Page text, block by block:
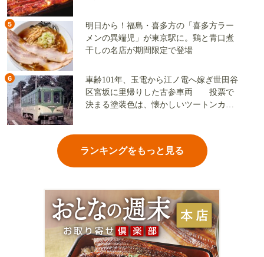
5
明日から！福島・喜多方の「喜多方ラー
メンの異端児」が東京駅に。鶏と青口煮
干しの名店が期間限定で登場
6
車齢101年、玉電から江ノ電へ嫁ぎ世田谷
区宮坂に里帰りした古参車両 投票で
決まる塗装色は、懐かしいツートンカラ
ランキングをもっと見る